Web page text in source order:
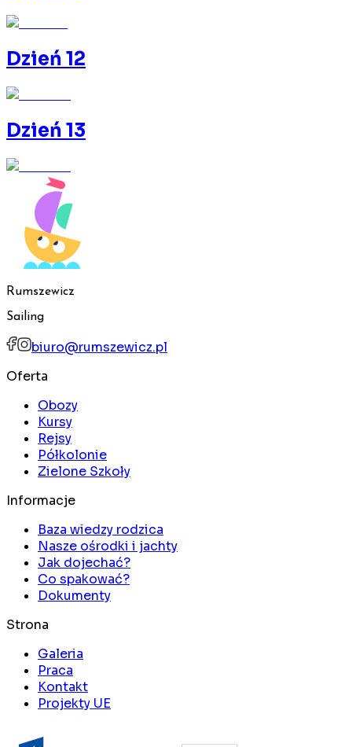
Dzień 12
Dzień 13
Rumszewicz
Sailing
biuro@rumszewicz.pl
Oferta
Obozy
Kursy
Rejsy
Półkolonie
Zielone Szkoły
Informacje
Baza wiedzy rodzica
Nasze ośrodki i jachty
Jak dojechać?
Co spakować?
Dokumenty
Strona
Galeria
Praca
Kontakt
Projekty UE